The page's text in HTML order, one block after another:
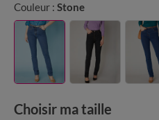
Couleur : Stone
Choisir ma taille